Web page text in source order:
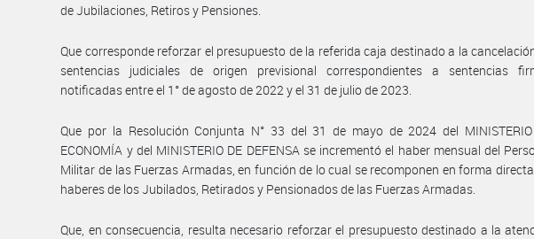
de Jubilaciones, Retiros y Pensiones.
Que corresponde reforzar el presupuesto de la referida caja destinado a la
sentencias judiciales de origen previsional correspondientes a sentencias
notificadas entre el 1° de agosto de 2022 y el 31 de julio de 2023.
Que por la Resolución Conjunta N° 33 del 31 de mayo de 2024 del MINISTERIO
ECONOMÍA y del MINISTERIO DE DEFENSA se incrementó el haber mensual del
Militar de las Fuerzas Armadas, en función de lo cual se recomponen en forma
haberes de los Jubilados, Retirados y Pensionados de las Fuerzas Armadas.
Que, en consecuencia, resulta necesario reforzar el presupuesto destinado a la